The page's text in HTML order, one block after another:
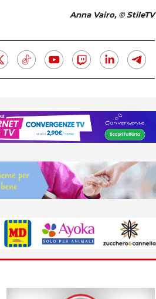
Anna Vairo, © StileTV